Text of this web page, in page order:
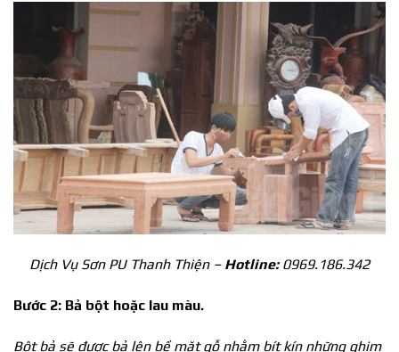
Dịch Vụ Sơn PU Thanh Thiện – Hotline:0969.186.342
Bước 2: Bả bột hoặc lau màu.
Bột bả sẽ được bả lên bề mặt gỗ nhằm bít kín những ghim